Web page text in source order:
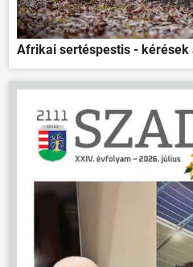
Afrikai sertéspestis - kérések